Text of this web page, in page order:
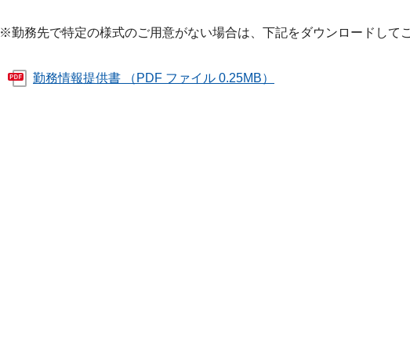
※勤務先で特定の様式のご用意がない場合は、下記をダウンロードして
勤務情報提供書 （PDF ファイル 0.25MB）